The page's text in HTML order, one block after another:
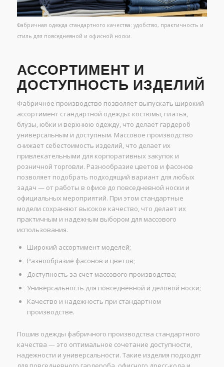
Фабричная одежда стандартного качества: удобство, практичность и
стиль для повседневной и офисной носки.
АССОРТИМЕНТ И
ДОСТУПНОСТЬ ИЗДЕЛИЙ
Фабричное производство позволяет выпускать широкий
ассортимент стандартной одежды: костюмы, платья,
блузы, юбки и верхнюю одежду, что делает гардероб
универсальным и доступным. Массовое производство
снижает себестоимость изделий, что делает их
привлекательными для корпоративных закупок и
розничной торговли. Разнообразие цветов и фасонов
позволяет подобрать подходящий вариант для любых
задач — от работы в офисе до повседневной носки и
официальных мероприятий. При этом стандартные
модели сохраняют высокое качество, что делает их
практичным и надежным выбором для массового
использования.
Широкий ассортимент моделей;
Разнообразие фасонов и цветов;
Доступность за счет массового производства;
Универсальность для повседневной и деловой носки;
Качество и надежность при стандартном
производстве.
Пошив одежды фабричного производства стандартного
качества — это оптимальное сочетание доступности,
надежности и универсальности. Такие изделия подходят